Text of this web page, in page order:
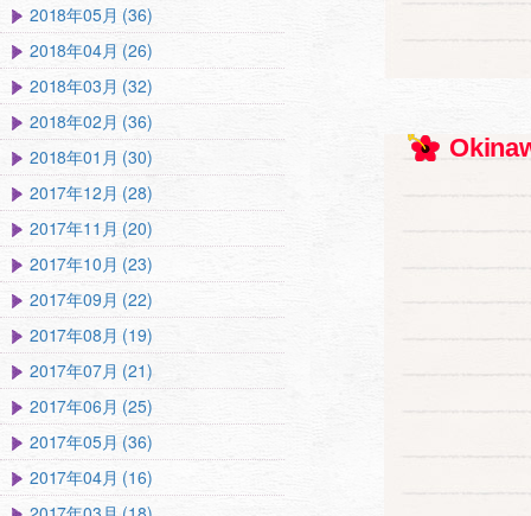
2018年05月 (36)
2018年04月 (26)
2018年03月 (32)
2018年02月 (36)
2018年01月 (30)
2017年12月 (28)
2017年11月 (20)
2017年10月 (23)
2017年09月 (22)
2017年08月 (19)
2017年07月 (21)
2017年06月 (25)
2017年05月 (36)
2017年04月 (16)